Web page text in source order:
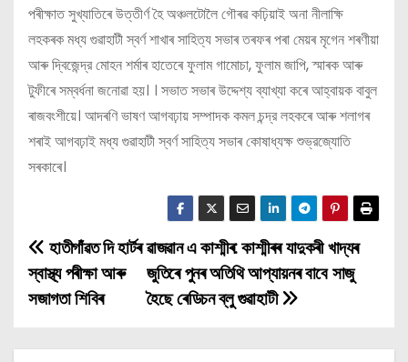
পৰীক্ষাত সুখ্যাতিৰে উত্তীৰ্ণ হৈ অঞ্চলটোলৈ গৌৰৱ কঢ়িয়াই অনা নীলাক্ষি
লহকৰক মধ্য গুৱাহাটী স্বর্ণ শাখাৰ সাহিত্য সভাৰ তৰফৰ পৰা মেয়ৰ মৃগেন শৰণীয়া
আৰু দ্বিজেন্দ্র মোহন শৰ্মাৰ হাতেৰে ফুলাম গামোচা, ফুলাম জাপি, স্মাৰক আৰু
টুফীৰে সম্বর্ধনা জনোৱা হয়। । সভাত সভাৰ উদ্দেশ্য ব্যাখ্যা কৰে আহ্বায়ক বাবুল
ৰাজবংশীয়ে। আদৰণি ভাষণ আগবঢ়ায় সম্পাদক কমল চন্দ্র লহকৰে আৰু শলাগৰ
শৰাই আগবঢ়াই মধ্য গুৱাহাটী স্বর্ণ সাহিত্য সভাৰ কোষাধ্যক্ষ শুভ্রজ্যোতি
সৰকাৰে।
P
o
ৱাজৱান এ কাশ্মীৰ: কাশ্মীৰৰ যাদুকৰী খাদ্যৰ
জুতিৰে পুনৰ অতিথি আপ্যায়নৰ বাবে সাজু
হৈছে ৰেডিচন ব্লু গুৱাহাটী
হাতীগাঁৱত দি হাৰ্টৰ
স্বাস্থ্য পৰীক্ষা আৰু
সজাগতা শিবিৰ